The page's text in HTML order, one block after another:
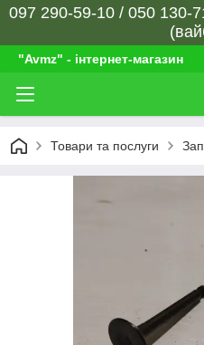
097 290-59-10 / 050 130-
"Avmz" - інтернет-магазин
Товари та послуги